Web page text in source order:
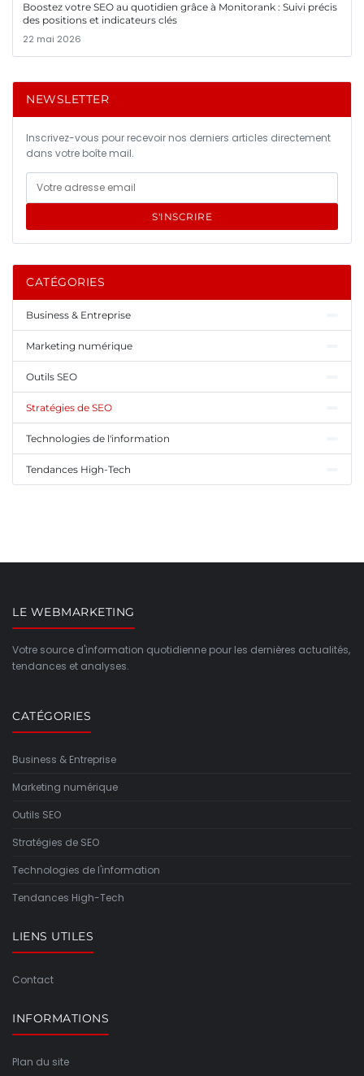
Boostez votre SEO au quotidien grâce à Monitorank : Suivi précis
des positions et indicateurs clés
22 mai 2026
NEWSLETTER
Inscrivez-vous pour recevoir nos derniers articles directement
dans votre boîte mail.
S'INSCRIRE
CATÉGORIES
Business & Entreprise
Marketing numérique
Outils SEO
Stratégies de SEO
Technologies de l'information
Tendances High-Tech
LE WEBMARKETING
Votre source d'information quotidienne pour les dernières actualités,
tendances et analyses.
CATÉGORIES
Business & Entreprise
Marketing numérique
Outils SEO
Stratégies de SEO
Technologies de l'information
Tendances High-Tech
LIENS UTILES
Contact
INFORMATIONS
Plan du site